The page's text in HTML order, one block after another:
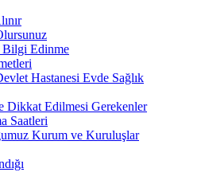
Bilgi Edinme
Hastanesi Evde Sağlık
Dikkat Edilmesi Gerekenler
Saatleri
Kurum ve Kuruluşlar